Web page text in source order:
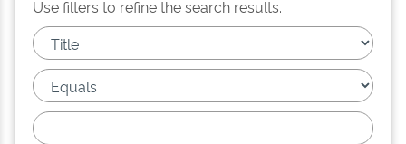
Use filters to refine the search results.